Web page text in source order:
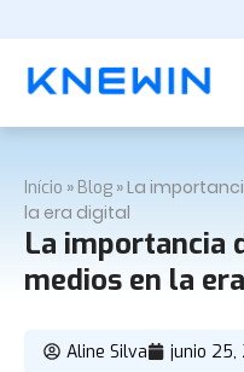
Início » Blog »La
la era digital
La importancia
medios en la
Aline Silva junio 25,